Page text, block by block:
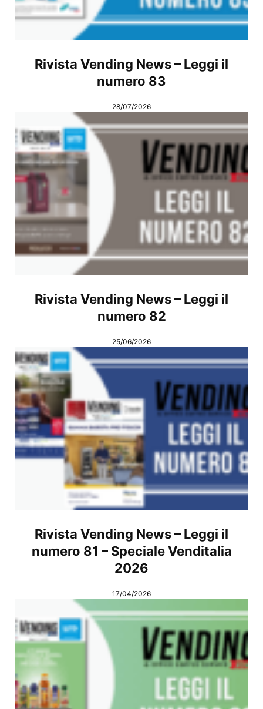
Rivista Vending News – Leggi il
numero 83
28/07/2026
Rivista Vending News – Leggi il
numero 82
25/06/2026
Rivista Vending News – Leggi il
numero 81 – Speciale Venditalia
2026
17/04/2026